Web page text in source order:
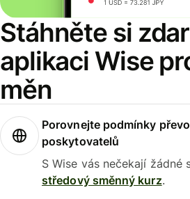
Stáhněte si
aplikaci Wise
měn
Porovnejte podmínky
poskytovatelů
S Wise vás nečekají žádné
středový směnný kurz.